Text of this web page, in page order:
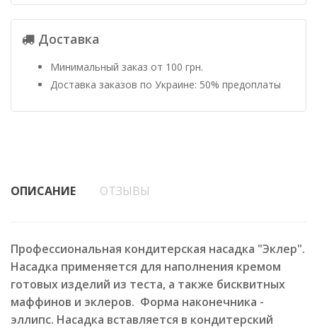
Доставка
Минимальный заказ от 100 грн.
Доставка заказов по Украине: 50% предоплаты
ОПИСАНИЕ ОТЗЫВЫ
Профессиональная кондитерская насадка "Эклер".
Насадка применяется для наполнения кремом
готовых изделий из теста, а также бисквитных
маффинов и эклеров. Форма наконечника -
эллипс. Насадка вставляется в кондитерский